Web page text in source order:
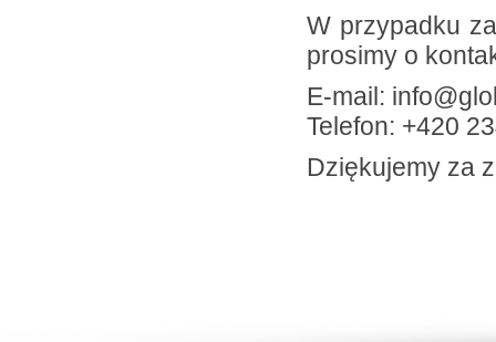
W przypadku
prosimy o
E-mail:
Telefon: +420
Dziękujemy za